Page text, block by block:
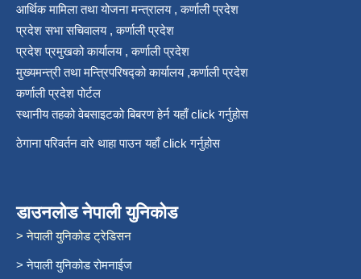
आर्थिक मामिला तथा योजना मन्त्रालय , कर्णाली प्रदेश
प्रदेश सभा सचिवालय , कर्णाली प्रदेश
प्रदेश प्रमुखको कार्यालय , कर्णाली प्रदेश
मुख्यमन्त्री तथा मन्त्रिपरिषद्को कार्यालय ,कर्णाली प्रदेश
कर्णाली प्रदेश पोर्टल
स्थानीय तहको वेबसाइटको बिबरण हेर्न यहाँ click गर्नुहोस
ठेगाना परिवर्तन वारे थाहा पाउन यहाँ click गर्नुहोस
डाउनलोड नेपाली युनिकोड
> नेपाली युनिकोड ट्रेडिसन
> नेपाली युनिकोड रोमनाईज